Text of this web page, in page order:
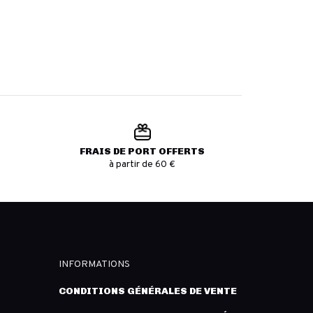
FRAIS DE PORT OFFERTS
à partir de 60 €
INFORMATIONS
CONDITIONS GÉNÉRALES DE VENTE